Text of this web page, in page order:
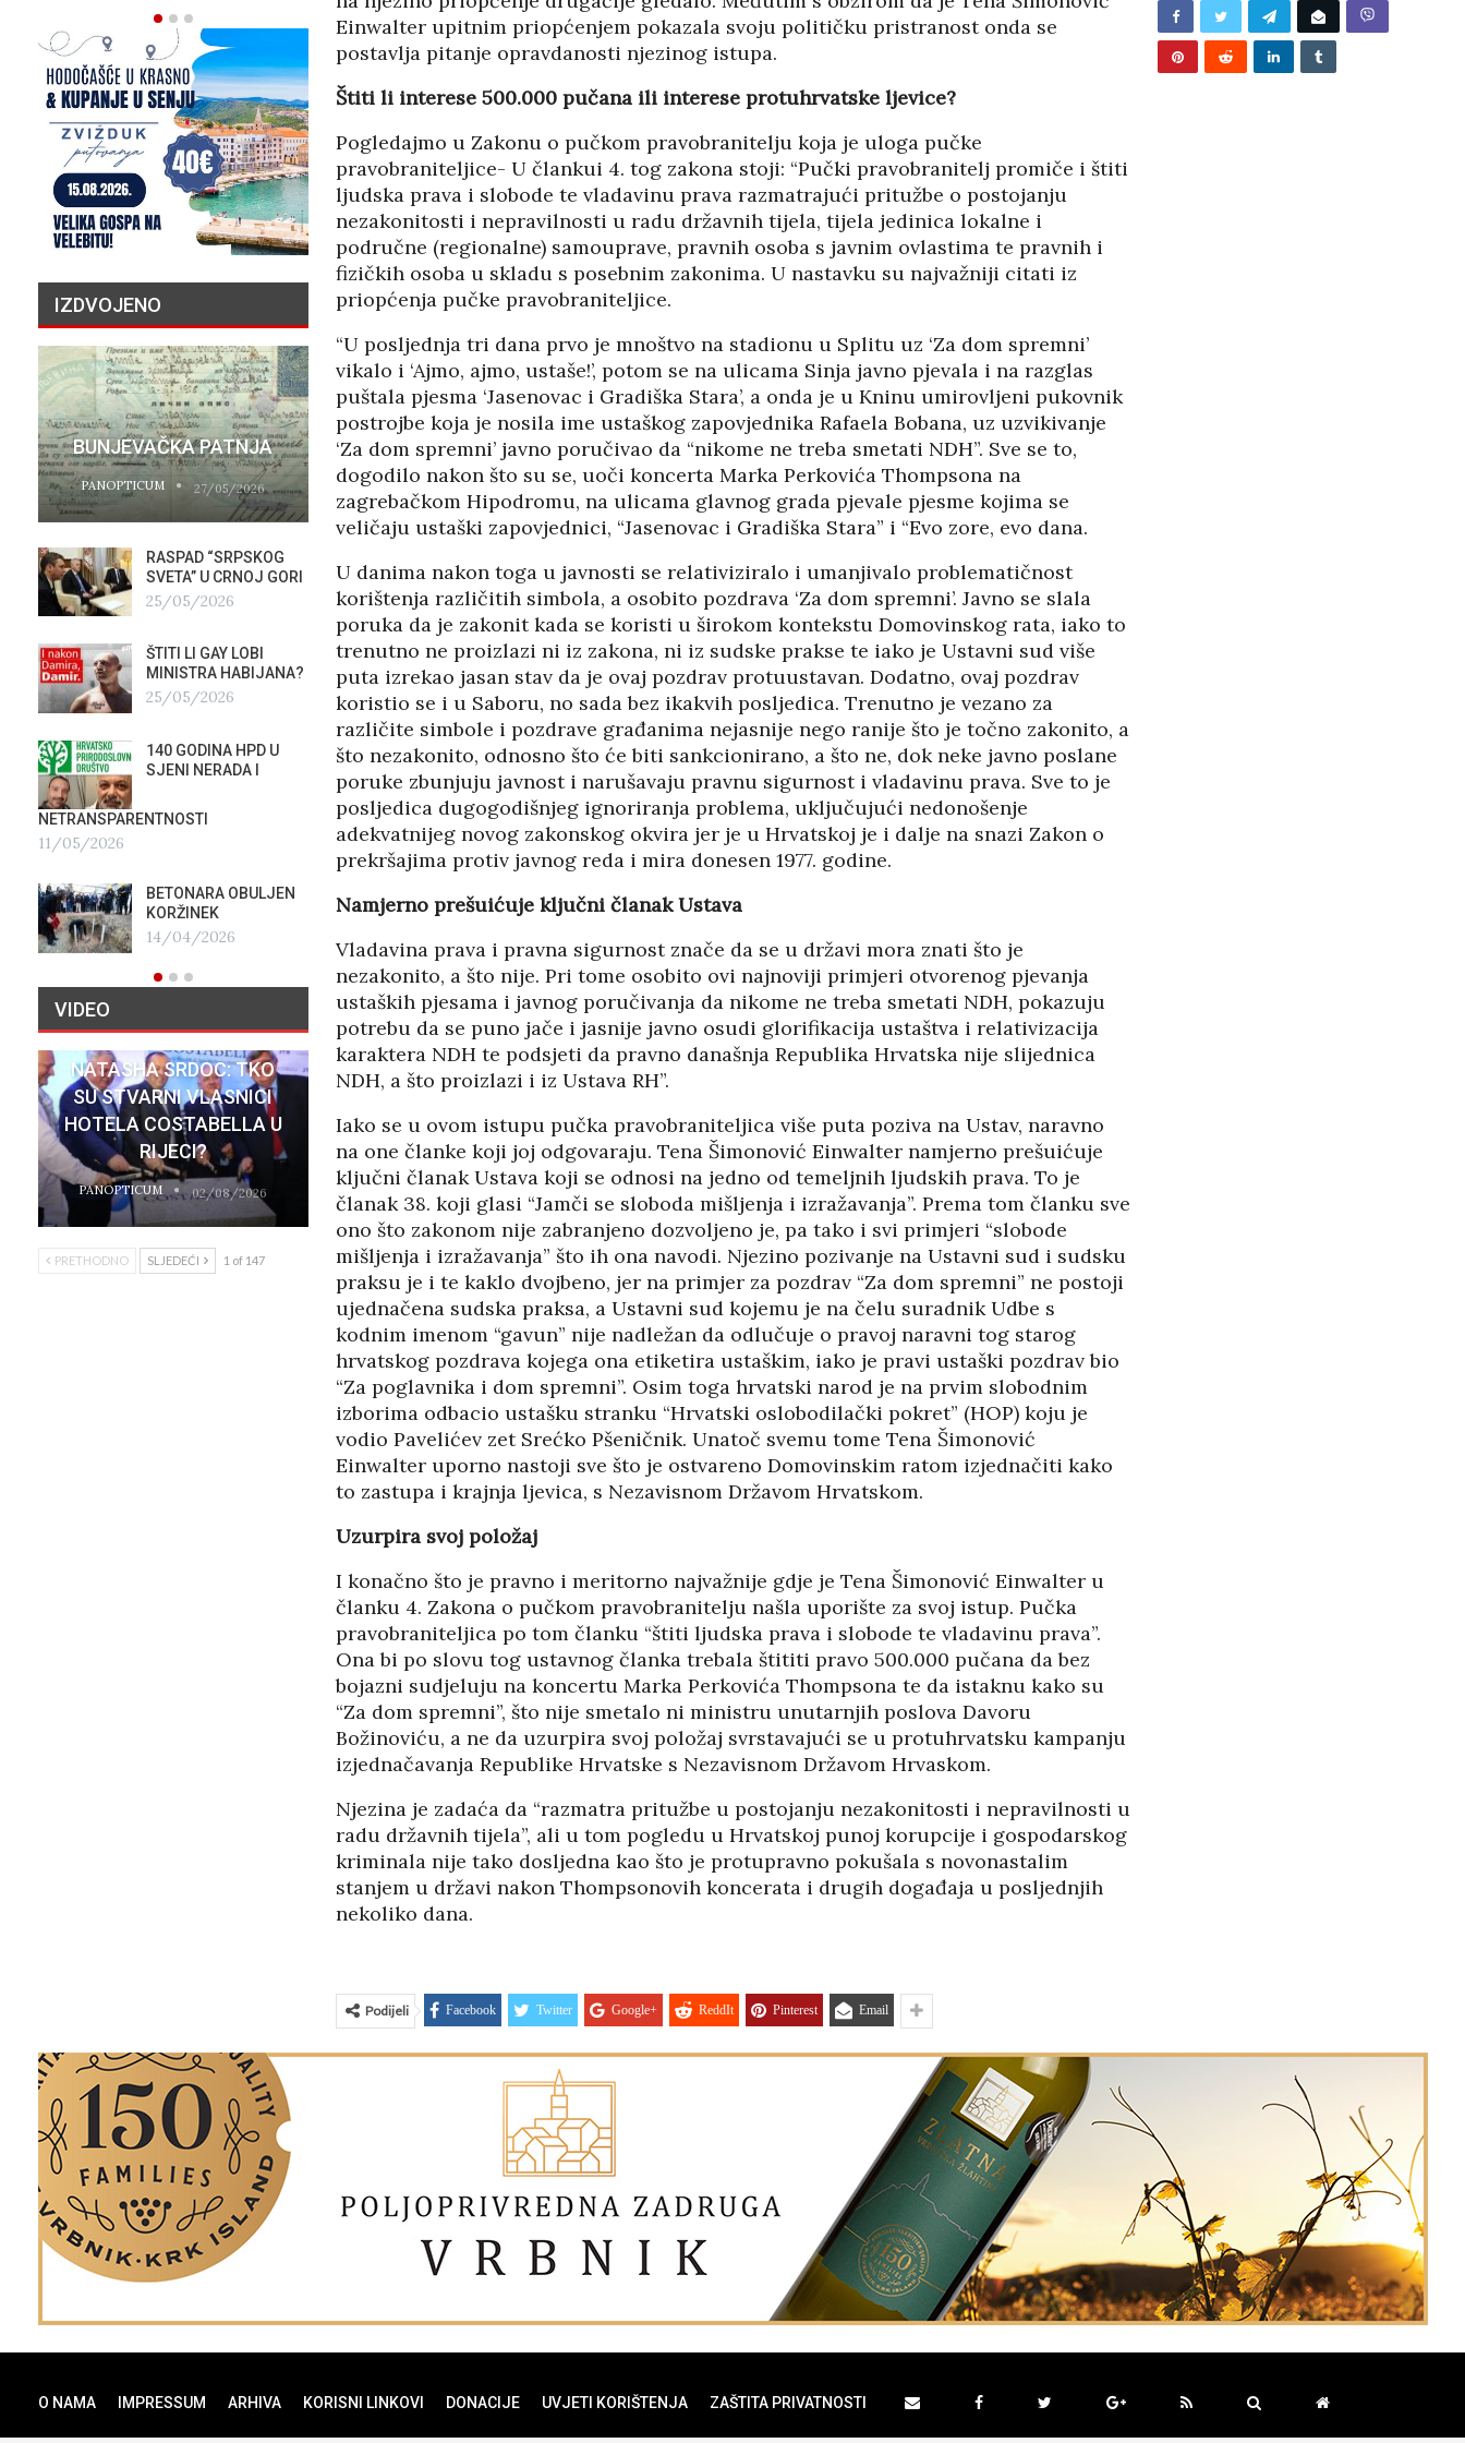
Einwalter upitnim priopćenjem pokazala svoju političku pristranost onda se
postavlja pitanje opravdanosti njezinog istupa.
Štiti li interese 500.000 pučana ili interese protuhrvatske ljevice?
Pogledajmo u Zakonu o pučkom pravobranitelju koja je uloga pučke
pravobraniteljice- U člankui 4. tog zakona stoji: “Pučki pravobranitelj promiče i štiti
ljudska prava i slobode te vladavinu prava razmatrajući pritužbe o postojanju
nezakonitosti i nepravilnosti u radu državnih tijela, tijela jedinica lokalne i
područne (regionalne) samouprave, pravnih osoba s javnim ovlastima te pravnih i
fizičkih osoba u skladu s posebnim zakonima. U nastavku su najvažniji citati iz
priopćenja pučke pravobraniteljice.
“U posljednja tri dana prvo je mnoštvo na stadionu u Splitu uz ‘Za dom spremni’
vikalo i ‘Ajmo, ajmo, ustaše!’, potom se na ulicama Sinja javno pjevala i na razglas
puštala pjesma ‘Jasenovac i Gradiška Stara’, a onda je u Kninu umirovljeni pukovnik
postrojbe koja je nosila ime ustaškog zapovjednika Rafaela Bobana, uz uzvikivanje
‘Za dom spremni’ javno poručivao da “nikome ne treba smetati NDH”. Sve se to,
dogodilo nakon što su se, uoči koncerta Marka Perkovića Thompsona na
zagrebačkom Hipodromu, na ulicama glavnog grada pjevale pjesme kojima se
veličaju ustaški zapovjednici, “Jasenovac i Gradiška Stara” i “Evo zore, evo dana.
U danima nakon toga u javnosti se relativiziralo i umanjivalo problematičnost
korištenja različitih simbola, a osobito pozdrava ‘Za dom spremni’. Javno se slala
poruka da je zakonit kada se koristi u širokom kontekstu Domovinskog rata, iako to
trenutno ne proizlazi ni iz zakona, ni iz sudske prakse te iako je Ustavni sud više
puta izrekao jasan stav da je ovaj pozdrav protuustavan. Dodatno, ovaj pozdrav
koristio se i u Saboru, no sada bez ikakvih posljedica. Trenutno je vezano za
različite simbole i pozdrave građanima nejasnije nego ranije što je točno zakonito, a
što nezakonito, odnosno što će biti sankcionirano, a što ne, dok neke javno poslane
poruke zbunjuju javnost i narušavaju pravnu sigurnost i vladavinu prava. Sve to je
posljedica dugogodišnjeg ignoriranja problema, uključujući nedonošenje
adekvatnijeg novog zakonskog okvira jer je u Hrvatskoj je i dalje na snazi Zakon o
prekršajima protiv javnog reda i mira donesen 1977. godine.
Namjerno prešuićuje ključni članak Ustava
Vladavina prava i pravna sigurnost znače da se u državi mora znati što je
nezakonito, a što nije. Pri tome osobito ovi najnoviji primjeri otvorenog pjevanja
ustaških pjesama i javnog poručivanja da nikome ne treba smetati NDH, pokazuju
potrebu da se puno jače i jasnije javno osudi glorifikacija ustaštva i relativizacija
karaktera NDH te podsjeti da pravno današnja Republika Hrvatska nije slijednica
NDH, a što proizlazi i iz Ustava RH”.
Iako se u ovom istupu pučka pravobraniteljica više puta poziva na Ustav, naravno
na one članke koji joj odgovaraju. Tena Šimonović Einwalter namjerno prešuićuje
ključni članak Ustava koji se odnosi na jedno od temeljnih ljudskih prava. To je
članak 38. koji glasi “Jamči se sloboda mišljenja i izražavanja”. Prema tom članku sve
ono što zakonom nije zabranjeno dozvoljeno je, pa tako i svi primjeri “slobode
mišljenja i izražavanja” što ih ona navodi. Njezino pozivanje na Ustavni sud i sudsku
praksu je i te kaklo dvojbeno, jer na primjer za pozdrav “Za dom spremni” ne postoji
ujednačena sudska praksa, a Ustavni sud kojemu je na čelu suradnik Udbe s
kodnim imenom “gavun” nije nadležan da odlučuje o pravoj naravni tog starog
hrvatskog pozdrava kojega ona etiketira ustaškim, iako je pravi ustaški pozdrav bio
“Za poglavnika i dom spremni”. Osim toga hrvatski narod je na prvim slobodnim
izborima odbacio ustašku stranku “Hrvatski oslobodilački pokret” (HOP) koju je
vodio Pavelićev zet Srećko Pšeničnik. Unatoč svemu tome Tena Šimonović
Einwalter uporno nastoji sve što je ostvareno Domovinskim ratom izjednačiti kako
to zastupa i krajnja ljevica, s Nezavisnom Državom Hrvatskom.
Uzurpira svoj položaj
I konačno što je pravno i meritorno najvažnije gdje je Tena Šimonović Einwalter u
članku 4. Zakona o pučkom pravobranitelju našla uporište za svoj istup. Pučka
pravobraniteljica po tom članku “štiti ljudska prava i slobode te vladavinu prava”.
Ona bi po slovu tog ustavnog članka trebala štititi pravo 500.000 pučana da bez
bojazni sudjeluju na koncertu Marka Perkovića Thompsona te da istaknu kako su
“Za dom spremni”, što nije smetalo ni ministru unutarnjih poslova Davoru
Božinoviću, a ne da uzurpira svoj položaj svrstavajući se u protuhrvatsku kampanju
izjednačavanja Republike Hrvatske s Nezavisnom Državom Hrvaskom.
Njezina je zadaća da “razmatra pritužbe u postojanju nezakonitosti i nepravilnosti u
radu državnih tijela”, ali u tom pogledu u Hrvatskoj punoj korupcije i gospodarskog
kriminala nije tako dosljedna kao što je protupravno pokušala s novonastalim
stanjem u državi nakon Thompsonovih koncerata i drugih događaja u posljednjih
nekoliko dana.
Podijeli Facebook Twitter Google+ ReddIt Pinterest Email
IZDVOJENO
BUNJEVAČKA PATNJA
PANOPTICUM 27/05/2026
RASPAD “SRPSKOG
SVETA” U CRNOJ GORI
25/05/2026
ŠTITI LI GAY LOBI
MINISTRA HABIJANA?
25/05/2026
140 GODINA HPD U
SJENI NERADA I
NETRANSPARENTNOSTI
11/05/2026
BETONARA OBULJEN
KORŽINEK
14/04/2026
PRIČA O NESTALIM
MILIJUNIMA
PANOPTICUM 03/04/2026
AGITPROP GALERIJA
04/03/2026
NEZNANJE FIZIKE U
SLUŽBI POLITIKE
16/02/2026
ČIJE SU OGROMNE
ZLATNE REZERVE U
ITALIJI?
12/02/2026
TUĐMANOVA
AIRBUSA STIGLI
17/01/2026
HRVATI U VOJVODINI
OSUĐENI NA
ASIMILACIJU
PANOPTICUM
ULOGA KINE U
HRVATSKOJ
07/01/2026
KORIJENI HRVATSKOG
NACIONALIZMA
29/12/2025
ZNANOST U SLUŽBI
FESTIVALA ISTINE
22/12/2025
POKLONICI BRANKA
PROTIV HR
BUNJEVAČKA PATNJA
PANOPTICUM
SVETA” U CRNOJ GORI
25/05/2026
ŠTITI LI GAY LOBI
MINISTRA HABIJANA?
25/05/2026
140 GODINA HPD U
SJENI NERADA I
NETRANSPARENTNOSTI
11/05/2026
VIDEO
NATASHA SRDOC: TKO
SU STVARNI VLASNICI
HOTELA COSTABELLA U
RIJECI?
PANOPTICUM 02/08/2026
PRETHODNO SLJEDEĆI 1 of 147
O NAMA IMPRESSUM ARHIVA KORISNI LINKOVI DONACIJE UVJETI KORIŠTENJA ZAŠTITA PRIVATNOSTI